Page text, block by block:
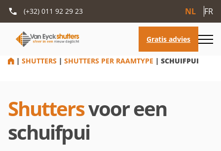
(+32) 011 92 29 23 NL FR
HOME
| SHUTTERS | SHUTTERS PER RAAMTYPE | SCHUIFPUI
Shuttersvoor een
schuifpui